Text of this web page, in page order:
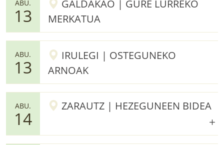
ABU.
13
GALDAKAO | GURE LURREKO
MERKATUA
ABU.
13
IRULEGI | OSTEGUNEKO
ARNOAK
ABU.
14
ZARAUTZ | HEZEGUNEEN BIDEA